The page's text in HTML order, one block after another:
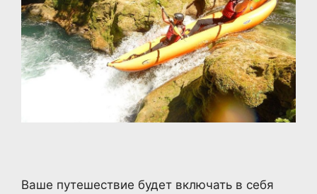
Ваше путешествие будет включать в себя